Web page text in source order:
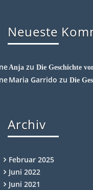
Neueste
Anja zu Die Geschichte
Maria Garrido zu Die
Archiv
Februar 2025
Juni 2022
Juni 2021